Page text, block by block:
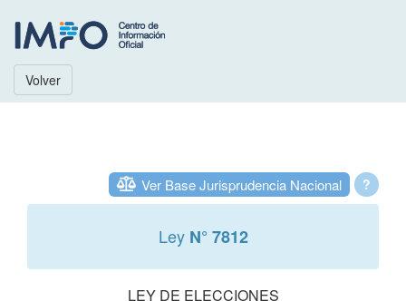
Volver
?
Ver Base Jurisprudencia Nacional
Ley N° 7812
LEY DE ELECCIONES